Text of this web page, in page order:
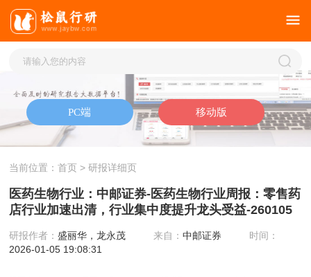
当前位置：首页 > 研报详细页
医药生物行业：中邮证券-医药生物行业周报：零售药
店行业加速出清，行业集中度提升龙头受益-260105
研报作者：盛丽华，龙永茂 来自：中邮证券
时间：
2026-01-05 19:08:31